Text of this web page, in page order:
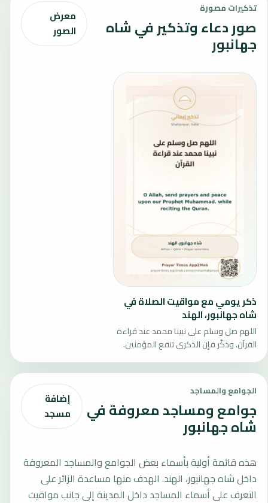
تذكيرات مصورة
صور دعاء وتذكير في شاه
جهانبور
معرض
الصور
ذكر يومي مع مواقيت الصلاة في
شاه جهانبور، الهند
اللهم صل وسلم على نبينا محمد عند قراءة
القرآن. وذكّر فإن الذكرى تنفع المؤمنين.
الجوامع والمساجد
جوامع ومساجد معروفة في
شاه جهانبور
إضافة
مسجد
هذه قائمة أولية بأسماء بعض الجوامع والمساجد المعروفة
داخل شاه جهانبور، الهند. الهدف منها مساعدة الزائر على
التعرف على أسماء المساجد داخل المدينة إلى جانب مواقيت